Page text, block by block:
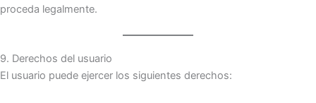
proceda legalmente.
9. Derechos del usuario
El usuario puede ejercer los siguientes derechos: